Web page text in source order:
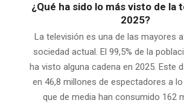
¿Qué ha sido lo más visto de la
2025?
La televisión es una de las mayores
sociedad actual. El 99,5% de la
ha visto alguna cadena en 2025. Este
en 46,8 millones de espectadores a
que de media han consumido 162